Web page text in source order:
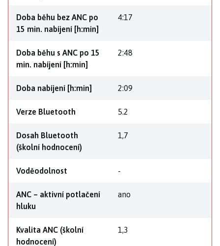
Doba běhu bez ANC po
15 min. nabíjení [h:min]
4:17
Doba běhu s ANC po 15
min. nabíjení [h:min]
2:48
Doba nabíjení [h:min] 2:09
Verze Bluetooth 5.2
Dosah Bluetooth
(školní hodnocení)
1,7
Voděodolnost -
ANC – aktivní potlačení
hluku
ano
Kvalita ANC (školní
hodnocení)
1,3